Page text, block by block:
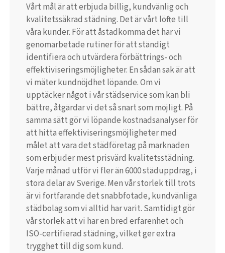
Vårt mål är att erbjuda billig, kundvänlig och
kvalitetssäkrad städning. Det är vårt löfte till
våra kunder. För att åstadkomma det har vi
genomarbetade rutiner för att ständigt
identifiera och utvärdera förbättrings- och
effektiviseringsmöjligheter. En sådan sak är att
vi mäter kundnöjdhet löpande. Om vi
upptäcker något i vår städservice som kan bli
bättre, åtgärdar vi det så snart som möjligt. På
samma sätt gör vi löpande kostnadsanalyser för
att hitta effektiviseringsmöjligheter med
målet att vara det städföretag på marknaden
som erbjuder mest prisvärd kvalitetsstädning.
Varje månad utför vi fler än 6000 städuppdrag, i
stora delar av Sverige. Men vår storlek till trots
är vi fortfarande det snabbfotade, kundvänliga
städbolag som vi alltid har varit. Samtidigt gör
vår storlek att vi har en bred erfarenhet och
ISO-certifierad städning, vilket ger extra
trygghet till dig som kund.